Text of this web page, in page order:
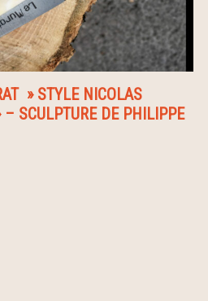
» STYLE NICOLAS
SCULPTURE DE PHILIPPE